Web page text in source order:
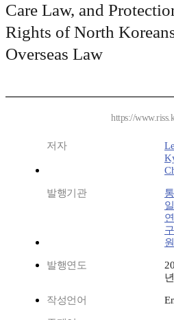
Care Law, and
Rights of North
Overseas Law
https://
저자
발행기관
통
일
연
구
원
발행연도
년
작성언어